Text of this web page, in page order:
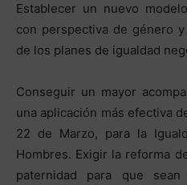
Establecer un nuevo
con perspectiva de género
de los planes de igualdad
Conseguir un mayor
una aplicación más efectiva
22 de Marzo, para la
Hombres. Exigir la reforma
paternidad para que